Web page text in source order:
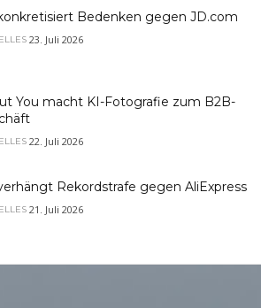
Bedenken gegen JD.com
23. Juli 2026
You macht KI-Fotografie zum B2B-
22. Juli 2026
Rekordstrafe gegen AliExpress
21. Juli 2026